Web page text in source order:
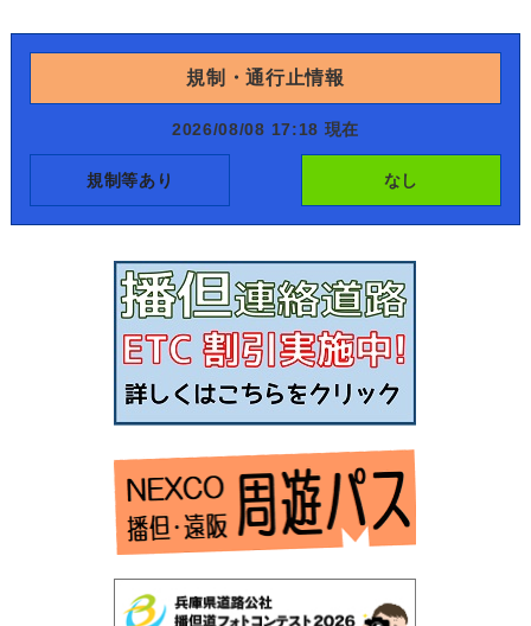
規制・通行止情報
2026/08/08 17:18 現在
規制等あり なし